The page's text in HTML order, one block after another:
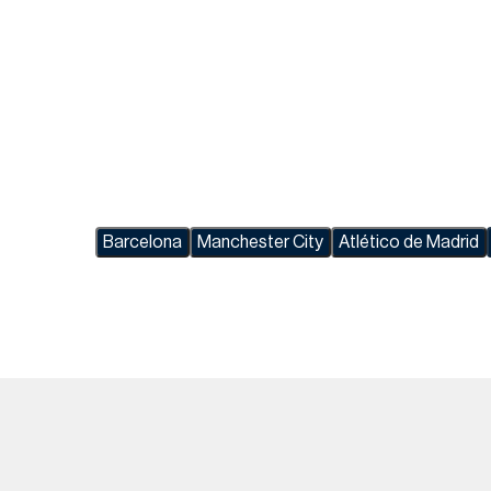
Barcelona Manchester City Atlético de Madrid